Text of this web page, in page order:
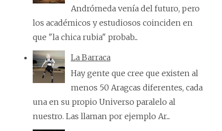
Andrómeda venía del futuro, pero
los académicos y estudiosos coinciden en
que "la chica rubia" probab...
La Barraca
Hay gente que cree que existen al
menos 50 Aragcas diferentes, cada
una en su propio Universo paralelo al
nuestro. Las llaman por ejemplo Ar...